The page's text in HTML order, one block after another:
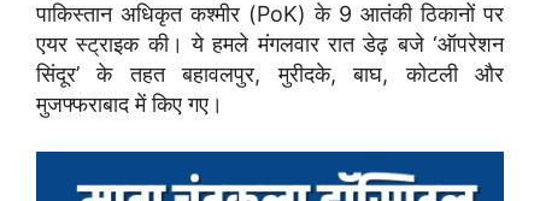
पाकिस्तान अधिकृत कश्मीर (PoK) के 9 आतंकी ठिकानों पर
एयर स्ट्राइक की। ये हमले मंगलवार रात डेढ़ बजे ‘ऑपरेशन
सिंदूर’ के तहत बहावलपुर, मुरीदके, बाघ, कोटली और
मुजफ्फराबाद में किए गए।